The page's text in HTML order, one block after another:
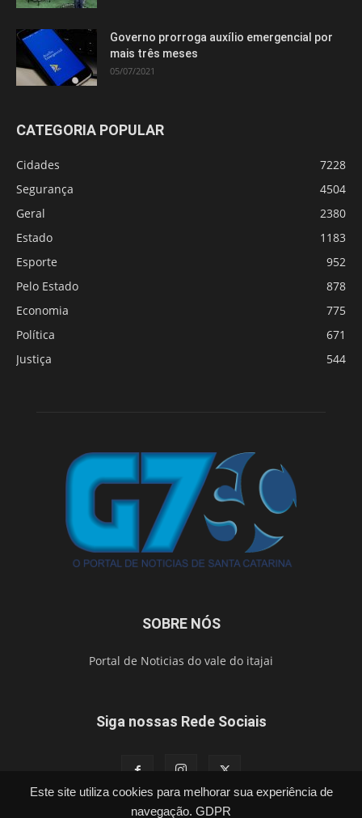
Este site utiliza cookies para melhorar sua experiência de
navegação. GDPR
Governo prorroga auxílio emergencial por
mais três meses
05/07/2021
CATEGORIA POPULAR
Cidades
7228
Segurança
4504
Geral
2380
Estado
1183
Esporte
952
Pelo Estado
878
Economia
775
Política
671
Justiça
544
SOBRE NÓS
Portal de Noticias do vale do itajai
Siga nossas Rede Sociais